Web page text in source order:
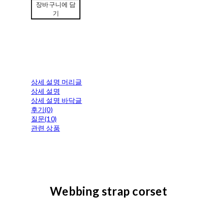
장바구니에 담
기
상세 설명 머리글
상세 설명
상세 설명 바닥글
후기(0)
질문(10)
관련 상품
Webbing strap corset